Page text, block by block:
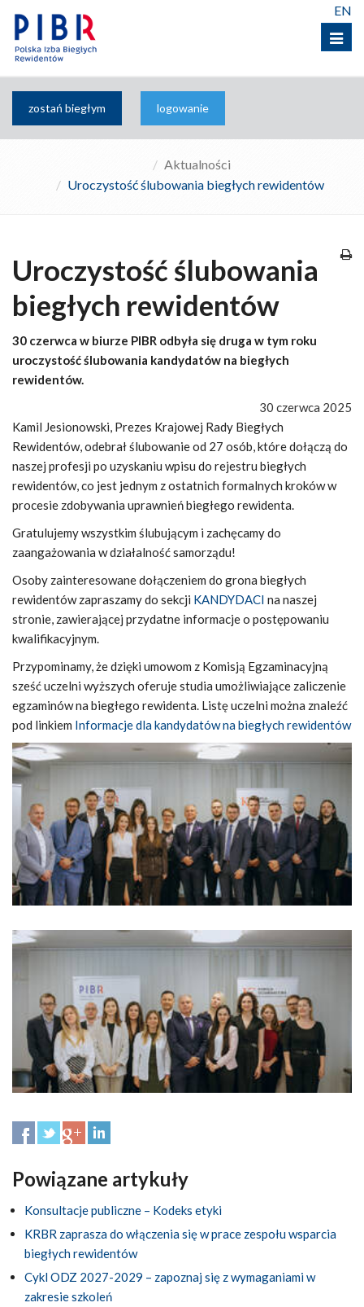
Menu
EN
zostań biegłym logowanie
Aktualności
Uroczystość ślubowania biegłych rewidentów
Uroczystość ślubowania
biegłych rewidentów
30 czerwca w biurze PIBR odbyła się druga w tym roku
uroczystość ślubowania kandydatów na biegłych
rewidentów.
30 czerwca 2025
Kamil Jesionowski, Prezes Krajowej Rady Biegłych
Rewidentów, odebrał ślubowanie od 27 osób, które dołączą do
naszej profesji po uzyskaniu wpisu do rejestru biegłych
rewidentów, co jest jednym z ostatnich formalnych kroków w
procesie zdobywania uprawnień biegłego rewidenta.
Gratulujemy wszystkim ślubującym i zachęcamy do
zaangażowania w działalność samorządu!
Osoby zainteresowane dołączeniem do grona biegłych
rewidentów zapraszamy do sekcji KANDYDACI na naszej
stronie, zawierającej przydatne informacje o postępowaniu
kwalifikacyjnym.
Przypominamy, że dzięki umowom z Komisją Egzaminacyjną
sześć uczelni wyższych oferuje studia umożliwiające zaliczenie
egzaminów na biegłego rewidenta. Listę uczelni można znaleźć
pod linkiem Informacje dla kandydatów na biegłych rewidentów
Powiązane artykuły
Konsultacje publiczne – Kodeks etyki
KRBR zaprasza do włączenia się w prace zespołu wsparcia
biegłych rewidentów
Cykl ODZ 2027-2029 – zapoznaj się z wymaganiami w
zakresie szkoleń